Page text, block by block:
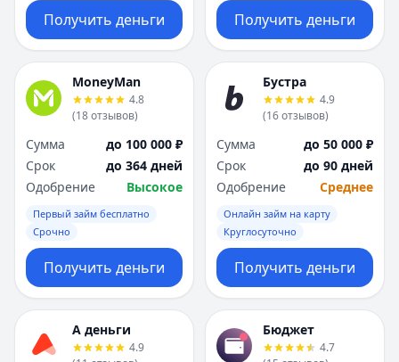
Получить деньги Получить деньги
MoneyMan
4.8
(18отзывов)
Сумма
до 100 000 ₽
Срок
до 364 дней
Одобрение
Высокое
Первый займ бесплатно
Срочно
Получить деньги
Бустра
4.9
(16отзывов)
Сумма
до 50 000 ₽
Срок
до 90 дней
Одобрение
Среднее
Онлайн займ на карту
Круглосуточно
Получить деньги
А деньги
4.9
Бюджет
4.7